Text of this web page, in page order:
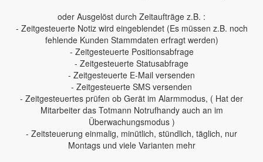
oder Ausgelöst durch Zeitaufträge z.B. :
- Zeitgesteuerte Notiz wird eingeblendet (Es müssen z.B. noch
fehlende Kunden Stammdaten erfragt werden)
- Zeitgesteuerte Positionsabfrage
- Zeitgesteuerte Statusabfrage
- Zeitgesteuerte E-Mail versenden
- Zeitgesteuerte SMS versenden
- Zeitgesteuertes prüfen ob Gerät im Alarmmodus, ( Hat der
Mitarbeiter das Totmann Notrufhandy auch an im
Überwachungsmodus )
- Zeitsteuerung einmalig, minütlich, stündlich, täglich, nur
Montags und viele Varianten mehr